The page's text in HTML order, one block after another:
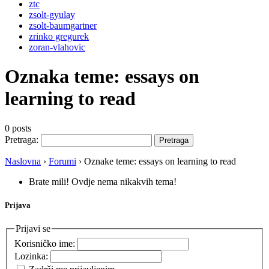
ztc
zsolt-gyulay
zsolt-baumgartner
zrinko gregurek
zoran-vlahovic
Oznaka teme: essays on
learning to read
0 posts
Pretraga:
Naslovna › Forumi › Oznake teme: essays on learning to read
Brate mili! Ovdje nema nikakvih tema!
Prijava
Prijavi se
Korisničko ime:
Lozinka: